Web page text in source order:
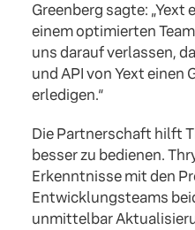
Greenberg sagte:
einem optimierten
uns darauf verlassen,
und API von Yext einen
erledigen.“
Die Partnerschaft hilft
besser zu bedienen.
Erkenntnisse mit den
Entwicklungsteams
unmittelbar